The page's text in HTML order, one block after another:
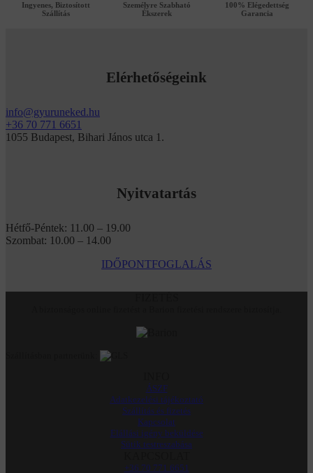
Ingyenes, Biztosított
Szállítás
Személyre Szabható
Ékszerek
100% Elégedettség
Garancia
Elérhetőségeink
info@gyuruneked.hu
+36 70 771 6651
1055 Budapest, Bihari János utca 1.
Nyitvatartás
Hétfő-Péntek: 11.00 – 19.00
Szombat: 10.00 – 14.00
IDŐPONTFOGLALÁS
ÁSZF
Adatkezelési tájékoztató
Szállítás és fizetés
Kapcsolat
Elállási igény beküldése
Sütik testreszabása
+36 70 771 6651